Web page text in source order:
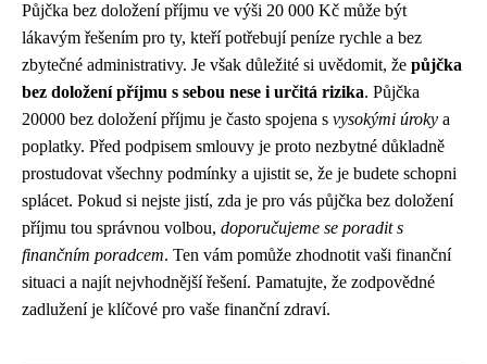
Půjčka bez doložení příjmu ve výši 20 000 Kč může být
lákavým řešením pro ty, kteří potřebují peníze rychle a bez
zbytečné administrativy. Je však důležité si uvědomit, že půjčka
bez doložení příjmu s sebou nese i určitá rizika. Půjčka
20000 bez doložení příjmu je často spojena s vysokými úroky a
poplatky. Před podpisem smlouvy je proto nezbytné důkladně
prostudovat všechny podmínky a ujistit se, že je budete schopni
splácet. Pokud si nejste jistí, zda je pro vás půjčka bez doložení
příjmu tou správnou volbou, doporučujeme se poradit s
finančním poradcem. Ten vám pomůže zhodnotit vaši finanční
situaci a najít nejvhodnější řešení. Pamatujte, že zodpovědné
zadlužení je klíčové pro vaše finanční zdraví.